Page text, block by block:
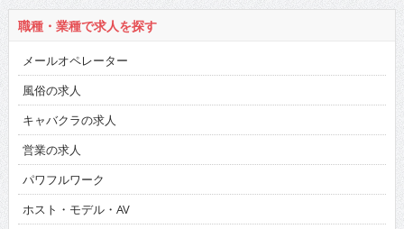
職種・業種で求人を探す
メールオペレーター
風俗の求人
キャバクラの求人
営業の求人
パワフルワーク
ホスト・モデル・AV